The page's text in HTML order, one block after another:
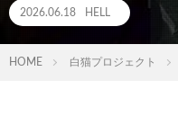
2026.06.18 HELL
HOME 白猫プロジェクト